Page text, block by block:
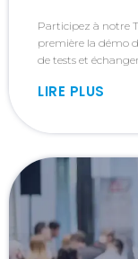
Participez à notre
première la démo
de tests et
LIRE PLUS